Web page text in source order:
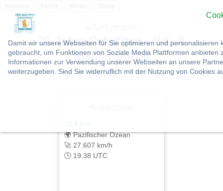
Damit wir unsere Webseiten für Sie optimieren und
gebraucht, um Funktionen von Soziale Media Plattformen
Informationen zur Verwendung unserer Webseiten an unsere
weiterzugeben. Sind Sie widerruflich mit der Nutzung von Cookies
25 Jahre Satelliten-, DX- &
Medienportal
9.8.2026 - 17:44:39 Uhr
🌍 Pazifischer Ozean
🚀 27.607 km/h
🕒 19:38 UTC